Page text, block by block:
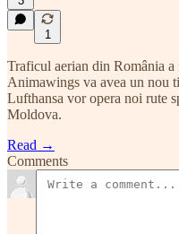
1
Traficul aerian din România
Animawings va avea un nou
Lufthansa vor opera noi rute
Moldova.
Read →
Comments